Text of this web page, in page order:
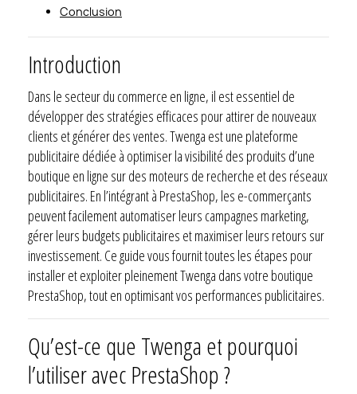
Conclusion
Introduction
Dans le secteur du commerce en ligne, il est essentiel de
développer des stratégies efficaces pour attirer de nouveaux
clients et générer des ventes. Twenga est une plateforme
publicitaire dédiée à optimiser la visibilité des produits d’une
boutique en ligne sur des moteurs de recherche et des réseaux
publicitaires. En l’intégrant à PrestaShop, les e-commerçants
peuvent facilement automatiser leurs campagnes marketing,
gérer leurs budgets publicitaires et maximiser leurs retours sur
investissement. Ce guide vous fournit toutes les étapes pour
installer et exploiter pleinement Twenga dans votre boutique
PrestaShop, tout en optimisant vos performances publicitaires.
Qu’est-ce que Twenga et pourquoi
l’utiliser avec PrestaShop ?